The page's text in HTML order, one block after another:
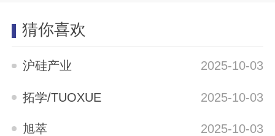
猜你喜欢
沪硅产业 2025-10-03
拓学/TUOXUE 2025-10-03
旭萃 2025-10-03